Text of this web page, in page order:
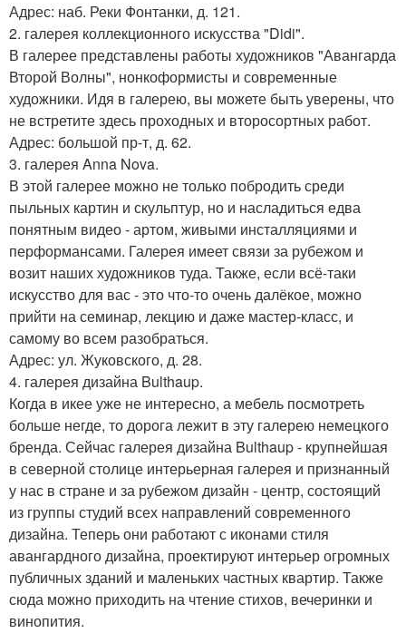
Адрес: наб. Реки Фонтанки, д. 121.
2. галерея коллекционного искусства "Didi".
В галерее представлены работы художников "Авангарда
Второй Волны", нонкоформисты и современные
художники. Идя в галерею, вы можете быть уверены, что
не встретите здесь проходных и второсортных работ.
Адрес: большой пр-т, д. 62.
3. галерея Anna Nova.
В этой галерее можно не только побродить среди
пыльных картин и скульптур, но и насладиться едва
понятным видео - артом, живыми инсталляциями и
перформансами. Галерея имеет связи за рубежом и
возит наших художников туда. Также, если всё-таки
искусство для вас - это что-то очень далёкое, можно
прийти на семинар, лекцию и даже мастер-класс, и
самому во всем разобраться.
Адрес: ул. Жуковского, д. 28.
4. галерея дизайна Bulthaup.
Когда в икее уже не интересно, а мебель посмотреть
больше негде, то дорога лежит в эту галерею немецкого
бренда. Сейчас галерея дизайна Bulthaup - крупнейшая
в северной столице интерьерная галерея и признанный
у нас в стране и за рубежом дизайн - центр, состоящий
из группы студий всех направлений современного
дизайна. Теперь они работают с иконами стиля
авангардного дизайна, проектируют интерьер огромных
публичных зданий и маленьких частных квартир. Также
сюда можно приходить на чтение стихов, вечеринки и
винопития.